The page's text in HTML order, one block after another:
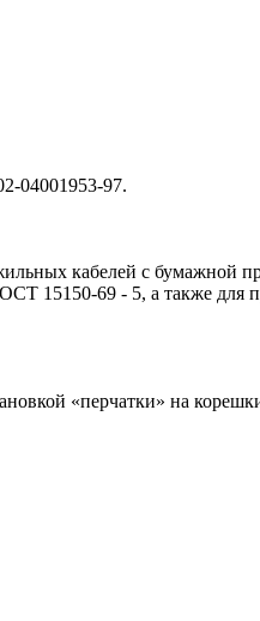
04001953-97.
кабелей с бумажной
15150-69 - 5, а также для
«перчатки» на